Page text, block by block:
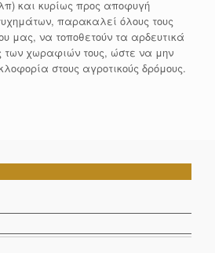
και κυρίως προς αποφυγή
παρακαλεί όλους τους
μας, να τοποθετούν τα αρδευτικά
των χωραφιών τους, ώστε να μην
στους αγροτικούς δρόμους.